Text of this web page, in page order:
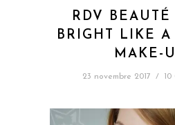
RDV
BRIGHT LIKE
MAKE-
23 novembre 2017 /